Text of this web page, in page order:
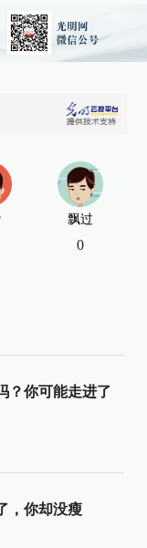
飘过
0
？你可能走进了
，你却没瘦